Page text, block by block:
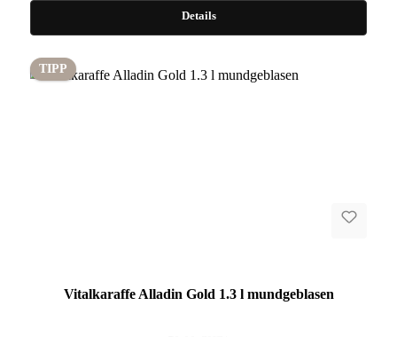
Details
TIPP
Vitalkaraffe Alladin Gold 1.3 l mundgeblasen